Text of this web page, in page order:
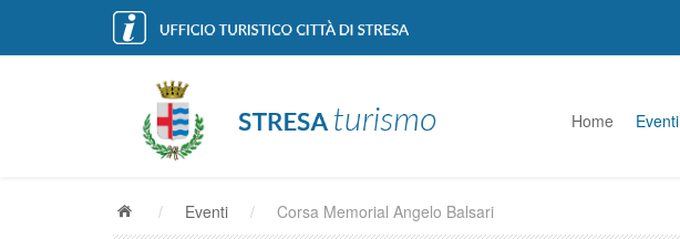
Home Eventi
/ Eventi / Corsa Memorial Angelo Balsari